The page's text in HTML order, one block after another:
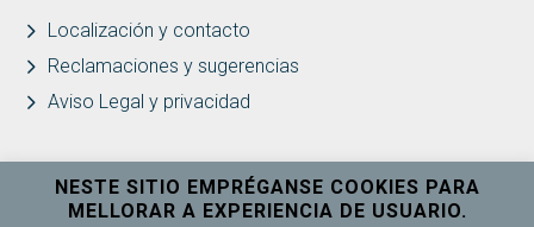
Localización y contacto
Reclamaciones y sugerencias
Aviso Legal y privacidad
NESTE SITIO EMPRÉGANSE COOKIES PARA
MELLORAR A EXPERIENCIA DE USUARIO.